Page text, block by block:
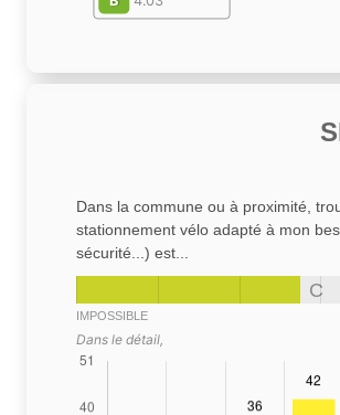
Dans la commune ou à proximité,
stationnement vélo adapté à mon
sécurité...) est...
C
IMPOSSIBLE
Dans le détail,